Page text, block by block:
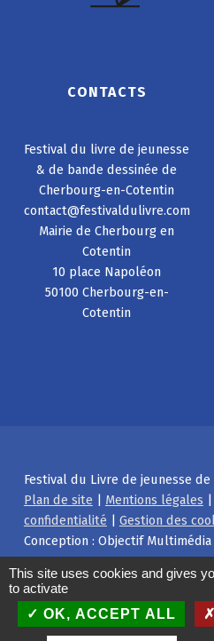
CONTACTS
Festival du livre de jeunesse
& de bande dessinée de
Cherbourg-en-Cotentin
contact@festivaldulivre.com
Mairie de Cherbourg en
Cotentin
10 place Napoléon
50100 Cherbourg-en-
Cotentin
Festival du Livre de jeunesse
Plan de site | Mentions légales |
confidentialité | Gestion des
Conception : Objectif Multimédia
Facebook
Instagram
Back to top ↑
This site uses cookies and gives
to activate
OK, ACCEPT ALL